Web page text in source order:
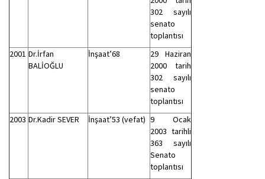
302 sayılı
senato
toplantısı
2001 Dr.İrfan
BALİOĞLU
İnşaat’68
29 Haziran
2000 tarih
302 sayılı
senato
toplantısı
2003 Dr.Kadir SEVER İnşaat’53 (vefat) 9 Ocak
2003 tarihli
363 sayılı
Senato
toplantısı